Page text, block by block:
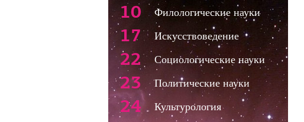
10 Филологические науки
17 Искусствоведение
22 Социологические науки
23 Политические науки
24 Культурология